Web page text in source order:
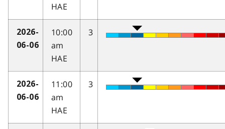
HAE
2026-
06-06
10:00
am
HAE
3
2026-
06-06
11:00
am
HAE
3